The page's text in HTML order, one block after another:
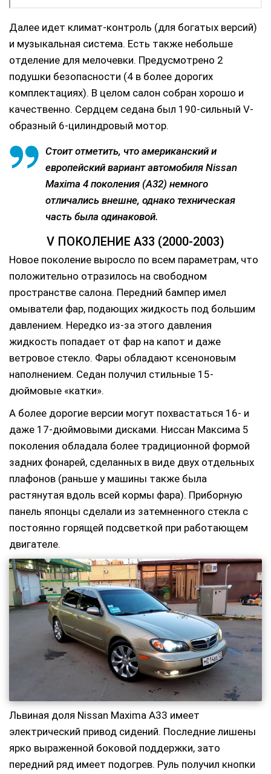
Далее идет климат-контроль (для богатых версий)
и музыкальная система. Есть также небольше
отделение для мелочевки. Предусмотрено 2
подушки безопасности (4 в более дорогих
комплектациях). В целом салон собран хорошо и
качественно. Сердцем седана был 190-сильный V-
образный 6-цилиндровый мотор.
Стоит отметить, что американский и
европейский вариант автомобиля Nissan
Maxima 4 поколения (A32) немного
отличались внешне, однако техническая
часть была одинаковой.
V ПОКОЛЕНИЕ A33 (2000-2003)
Новое поколение выросло по всем параметрам, что
положительно отразилось на свободном
пространстве салона. Передний бампер имел
омыватели фар, подающих жидкость под большим
давлением. Нередко из-за этого давления
жидкость попадает от фар на капот и даже
ветровое стекло. Фары обладают ксеноновым
наполнением. Седан получил стильные 15-
дюймовые «катки».
А более дорогие версии могут похвастаться 16- и
даже 17-дюймовыми дисками. Ниссан Максима 5
поколения обладала более традиционной формой
задних фонарей, сделанных в виде двух отдельных
плафонов (раньше у машины также была
растянутая вдоль всей кормы фара). Приборную
панель японцы сделали из затемненного стекла с
постоянно горящей подсветкой при работающем
двигателе.
Львиная доля Nissan Maxima A33 имеет
электрический привод сидений. Последние лишены
ярко выраженной боковой поддержки, зато
передний ряд имеет подогрев. Руль получил кнопки